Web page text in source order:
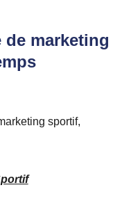
de marketing
sportif,